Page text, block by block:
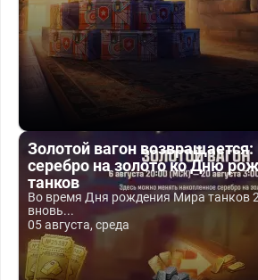
Золотой вагон
серебро на золото ко Дню
танков
Во время Дня рождения Мира танков
вновь...
05 августа, среда